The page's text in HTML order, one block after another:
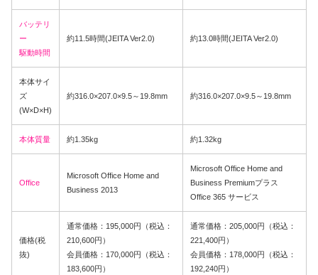
バッテリ
ー
駆動時間
約11.5時間(JEITA Ver2.0) 約13.0時間(JEITA Ver2.0)
本体サイ
ズ
(W×D×H)
約316.0×207.0×9.5～19.8mm 約316.0×207.0×9.5～19.8mm
本体質量 約1.35kg 約1.32kg
Office
Microsoft Office Home and
Business 2013
Microsoft Office Home and
Business Premiumプラス
Office 365 サービス
価格(税
抜)
通常価格：195,000円（税込：
210,600円）
会員価格：170,000円（税込：
183,600円）
通常価格：205,000円（税込：
221,400円）
会員価格：178,000円（税込：
192,240円）